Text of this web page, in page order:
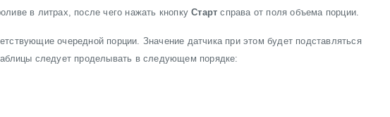
в литрах, после чего нажать кнопкуСтартсправа от поля объема порции.
очередной порции. Значение датчика при этом будет подставляться
следует проделывать в следующем порядке: